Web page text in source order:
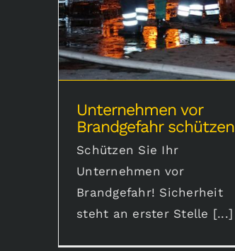
Unternehmen vor
Brandgefahr schützen
Schützen Sie Ihr
Unternehmen vor
Brandgefahr! Sicherheit
steht an erster Stelle [...]